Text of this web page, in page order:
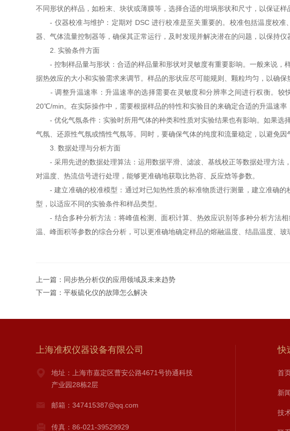
不同形状的样品，如粉末、块状或薄膜等，选择合适的坩埚形状和尺寸，以保证
- 仪器校准与维护：定期对 DSC 进行校准是至关重要的。校准包括温度校准
器、气体流量控制器等，确保其正常运行，及时发现并解决潜在的问题，以保持仪
2. 实验条件方面
- 控制样品量与形状：合适的样品量和形状对灵敏度有重要影响。一般来说，
据热效应的大小和实验需求来调节。样品的形状应尽可能规则、颗粒均匀，以确
- 调整升温速率：升温速率的选择需要在灵敏度和分辨率之间进行权衡。较
20℃/min。在实际操作中，需要根据样品的特性和实验目的来确定合适的升温速率
- 优化气氛条件：实验时所用气体的种类和性质对实验结果也有影响。如果选
气氛、还原性气氛或惰性气氛等。同时，要确保气体的纯度和流量稳定，以避免因
3. 数据处理与分析方面
- 采用先进的数据处理算法：运用数据平滑、滤波、基线校正等数据处理方法
对温度、热流信号进行处理，能够更准确地获取比热容、反应焓等参数。
- 建立准确的校准模型：通过对已知热性质的标准物质进行测量，建立准确的
型，以适应不同的实验条件和样品类型。
- 结合多种分析方法：将峰值检测、面积计算、热效应识别等多种分析方法相
温、峰面积等参数的综合分析，可以更准确地确定样品的熔融温度、结晶温度、
上一篇： 同步热分析仪的应用领域及未来趋势
下一篇： 平板硫化仪的故障怎么解决
上海准权仪器设备有限公司
地址：上海市嘉定区曹安公路4671号协通科技
产业园28栋2层
邮箱：347415387@qq.com
传真：86-021-39529929
快
首
新
技